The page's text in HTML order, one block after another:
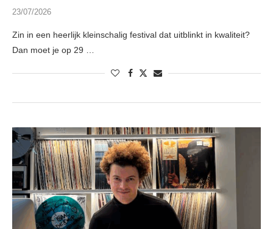
23/07/2026
Zin in een heerlijk kleinschalig festival dat uitblinkt in kwaliteit?
Dan moet je op 29 …